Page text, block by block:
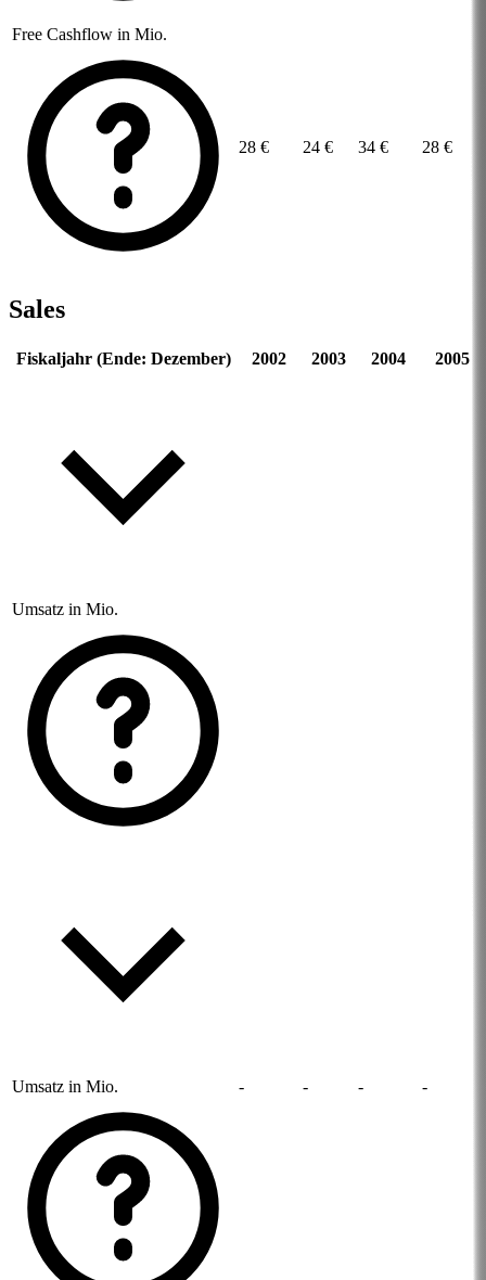
Free Cashflow in Mio.
28 € 24 € 34 € 28 €
Sales
Fiskaljahr (Ende: Dezember) 2002 2003 2004 2005
Umsatz in Mio.
Umsatz in Mio. - - - -